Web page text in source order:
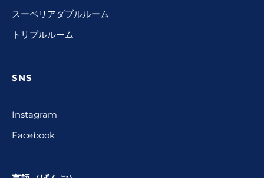
スーペリアダブルルーム
トリプルルーム
SNS
Instagram
Facebook